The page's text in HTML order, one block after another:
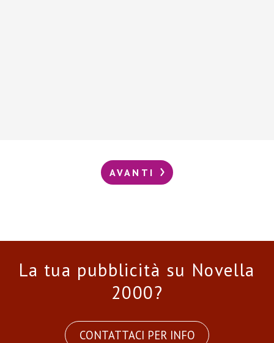
AVANTI
La tua pubblicità su Novella
2000?
CONTATTACI PER INFO